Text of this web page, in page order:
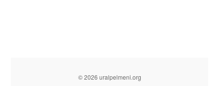
© 2026 uralpelmeni.org